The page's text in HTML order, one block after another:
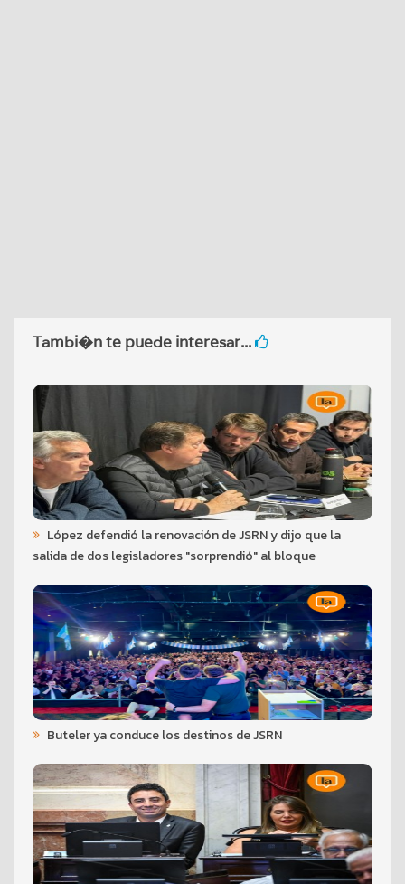
Tambi�n te puede interesar...
López defendió la renovación de JSRN y dijo que la
salida de dos legisladores "sorprendió" al bloque
Buteler ya conduce los destinos de JSRN